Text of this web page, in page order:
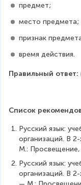
предмет;
место предмета;
признак
время действия.
Правильный ответ:
Список
Русский язык:
организаций. В
М.: Просвещение,
Русский язык:
организаций. В